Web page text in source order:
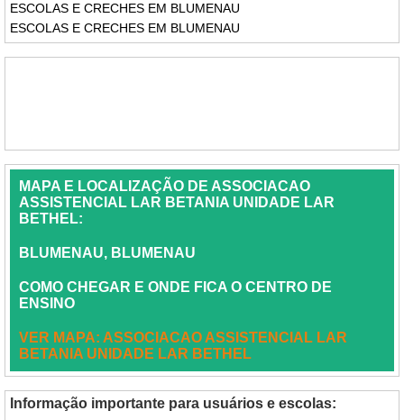
ESCOLAS E CRECHES EM BLUMENAU
ESCOLAS E CRECHES EM BLUMENAU
MAPA E LOCALIZAÇÃO DE ASSOCIACAO
ASSISTENCIAL LAR BETANIA UNIDADE LAR
BETHEL:
BLUMENAU, BLUMENAU
COMO CHEGAR E ONDE FICA O CENTRO DE
ENSINO
VER MAPA: ASSOCIACAO ASSISTENCIAL LAR
BETANIA UNIDADE LAR BETHEL
Informação importante para usuários e escolas: